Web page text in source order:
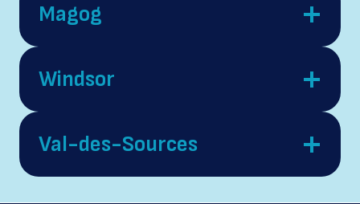
Magog
Windsor
Val-des-Sources